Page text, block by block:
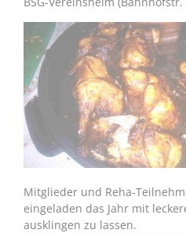
Mitglieder und Reha-
eingeladen das Jahr mit
ausklingen zu lassen.